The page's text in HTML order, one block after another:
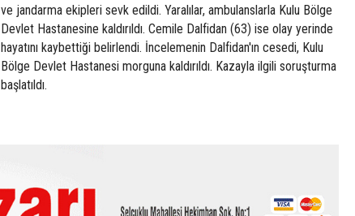
ve jandarma ekipleri sevk edildi. Yaralılar, ambulanslarla Kulu Bölge
Devlet Hastanesine kaldırıldı. Cemile Dalfidan (63) ise olay yerinde
hayatını kaybettiği belirlendi. İncelemenin Dalfidan'ın cesedi, Kulu
Bölge Devlet Hastanesi morguna kaldırıldı. Kazayla ilgili soruşturma
başlatıldı.